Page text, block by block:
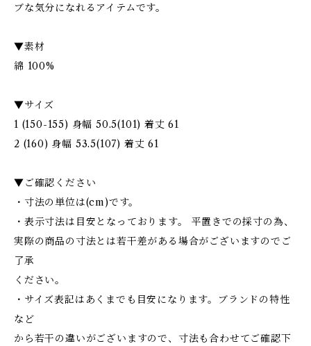
ブな気分になれるアイテムです。
▼素材
綿 100%
▼サイズ
1 (150-155) 身幅 50.5(101) 着丈 61
2 (160) 身幅 53.5(107) 着丈 61
▼ご確認ください
・寸法の単位は(cm)です。
・表示寸法は目安となっております。 平置きでの採寸の為、
実際の商品の寸法とは若干差がある場合がございますのでご
了承
ください。
・サイズ表記はあくまでも目安になります。ブランドの特性
など
から若干の違いがございますので、寸法も合わせてご確認下